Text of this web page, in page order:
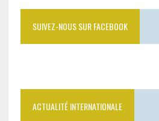
SUIVEZ-NOUS SUR FACEBOOK
ACTUALITÉ INTERNATIONALE